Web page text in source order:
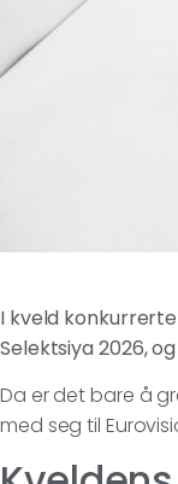
I kveld
Selektsiya 2026,
Da er det bare å
med seg til